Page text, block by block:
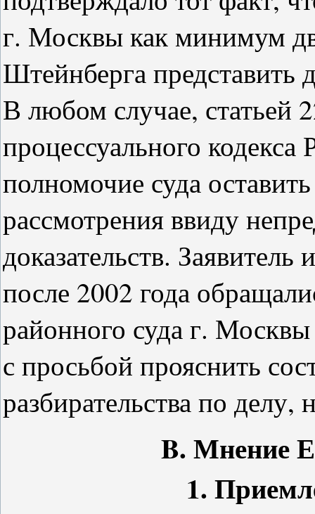
г. Москвы как минимум
Штейнберга
В любом случае, статьей
процессуального
полномочие суда
рассмотрения ввиду
доказательств.
после 2002 года
районного суда г.
с просьбой прояснить
разбирательства по делу,
B. Мнение
1.